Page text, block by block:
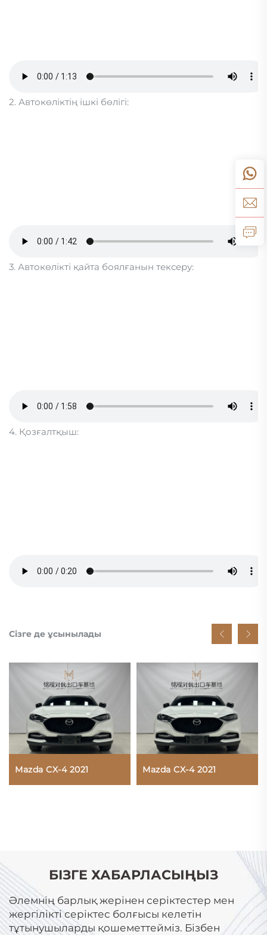
2. Автокөліктің ішкі бөлігі:
3. Автокөлікті қайта боялғанын тексеру:
4. Қозғалтқыш:
Сізге де ұсынылады
Mazda CX-4 2021 Mazda CX-4 2021
БІЗГЕ ХАБАРЛАСЫҢЫЗ
Әлемнің барлық жерінен серіктестер мен
жергілікті серіктес болғысы келетін
тұтынушыларды қошеметтейміз. Бізбен